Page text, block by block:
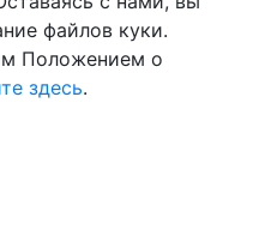
файлов куки.
Положением о
здесь.